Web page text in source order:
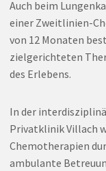
Auch beim
einer Zweitlinien-
von 12 Monaten
zielgerichteten
des Erlebens.
In der
Privatklinik Villach
Chemotherapien
ambulante